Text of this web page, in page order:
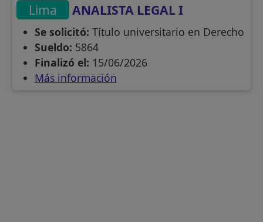
Lima ANALISTA LEGAL I
Se solicitó: Título universitario en Derecho
Sueldo: 5864
Finalizó el: 15/06/2026
Más información